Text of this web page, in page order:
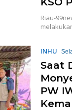
Riau-
INHU
Saat
PW